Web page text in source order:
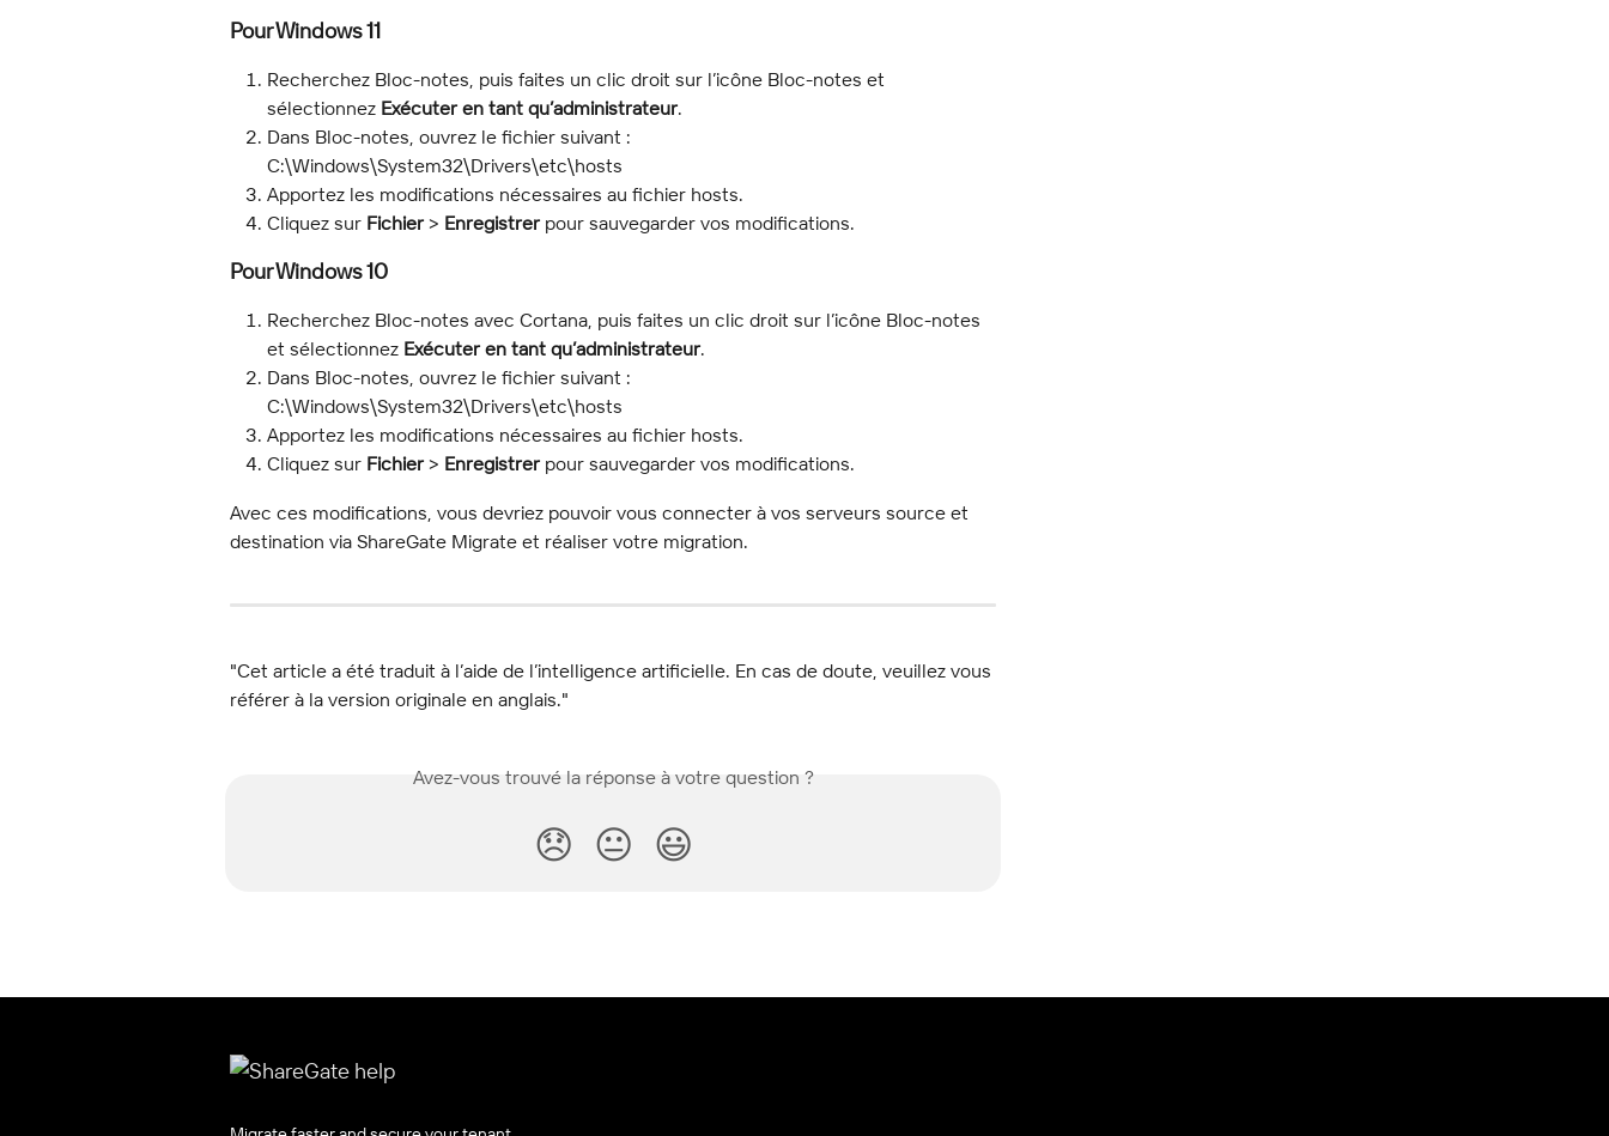
Pour Windows 11
Recherchez Bloc-notes, puis faites un clic droit sur l’icône Bloc-notes et
sélectionnez Exécuter en tant qu’administrateur.
Dans Bloc-notes, ouvrez le fichier suivant :
C:\Windows\System32\Drivers\etc\hosts
Apportez les modifications nécessaires au fichier hosts.
Cliquez sur Fichier > Enregistrer pour sauvegarder vos modifications.
Pour Windows 10
Recherchez Bloc-notes avec Cortana, puis faites un clic droit sur l’icône Bloc-notes
et sélectionnez Exécuter en tant qu’administrateur.
Dans Bloc-notes, ouvrez le fichier suivant :
C:\Windows\System32\Drivers\etc\hosts
Apportez les modifications nécessaires au fichier hosts.
Cliquez sur Fichier > Enregistrer pour sauvegarder vos modifications.
Avec ces modifications, vous devriez pouvoir vous connecter à vos serveurs source et
destination via ShareGate Migrate et réaliser votre migration.
"Cet article a été traduit à l’aide de l’intelligence artificielle. En cas de doute, veuillez vous
référer à la version originale en anglais."
Avez-vous trouvé la réponse à votre question ?
😞 😐 😃